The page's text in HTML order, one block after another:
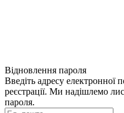
Відновлення пароля
Введіть адресу електронної
реєстрації. Ми надішлемо
пароля.